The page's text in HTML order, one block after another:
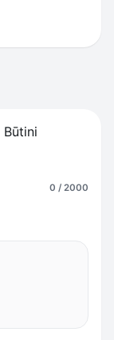
Būtini
0 / 2000